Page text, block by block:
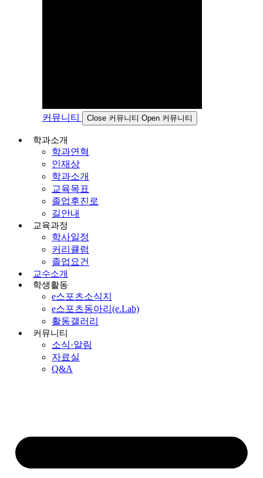
커뮤니티 Close 커뮤니티 Open 커뮤니티
학과소개
학과연혁
인재상
학과소개
교육목표
졸업후진로
길안내
교육과정
학사일정
커리큘럼
졸업요건
교수소개
학생활동
e스포츠소식지
e스포츠동아리(e.Lab)
활동갤러리
커뮤니티
소식·알림
자료실
Q&A